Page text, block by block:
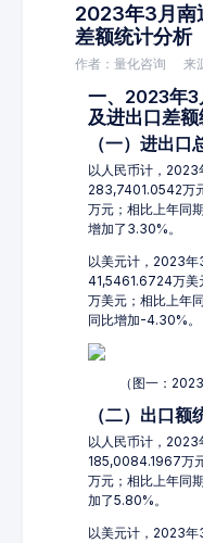
2023年3月南
差额统计分析
作者：量化咨询 来
一、2023年3
及进出口差
（一）进出口
以人民币计，2023
283,7401.0542万
万元；相比上年同
增加了3.30%。
以美元计，2023年
41,5461.6724万美
万美元；相比上年
同比增加-4.30%。
（图一：
（二）出口额
以人民币计，2023
185,0084.1967万
万元；相比上年同
加了5.80%。
以美元计，2023年